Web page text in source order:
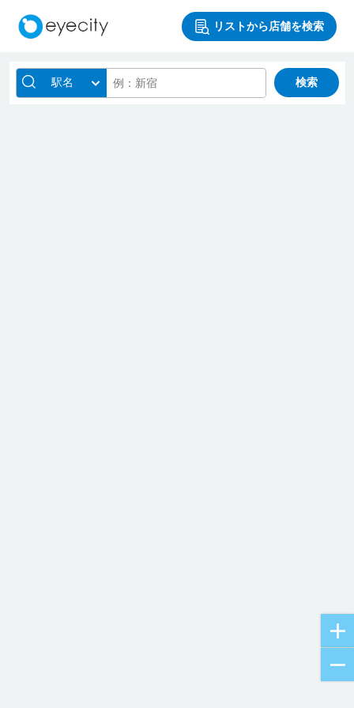
リストから店舗を検索
駅名 検索